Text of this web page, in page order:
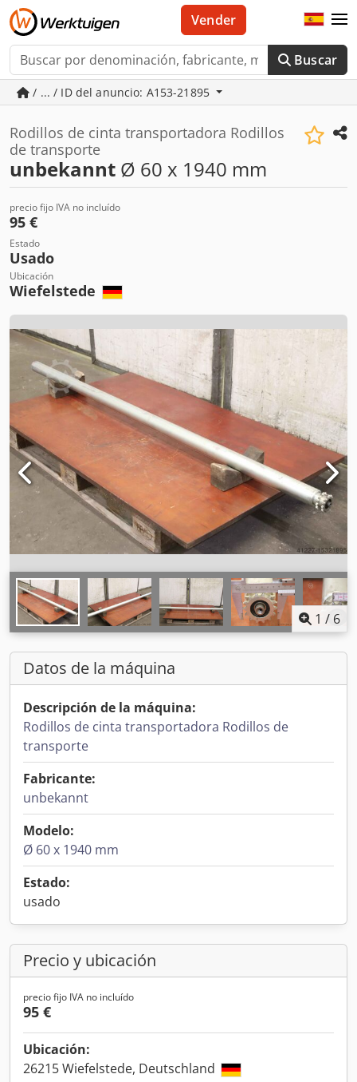
Buscar
Vender
/ ... / ID del anuncio: A153-21895
Rodillos de cinta transportadora Rodillos
de transporte
unbekannt Ø 60 x 1940 mm
precio fijo IVA no incluído
95 €
Estado
Usado
Ubicación
Wiefelstede
1 / 6
Datos de la máquina
Descripción de la máquina:
Rodillos de cinta transportadora Rodillos de
transporte
Fabricante:
unbekannt
Modelo:
Ø 60 x 1940 mm
Estado:
usado
Precio y ubicación
precio fijo IVA no incluído
95 €
Ubicación:
26215 Wiefelstede, Deutschland